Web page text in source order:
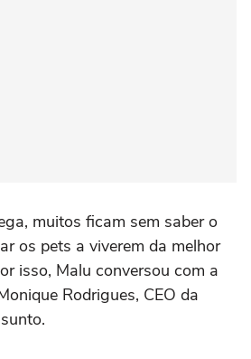
muitos ficam sem saber o
os pets a viverem da melhor
isso, Malu conversou com a
Rodrigues, CEO da